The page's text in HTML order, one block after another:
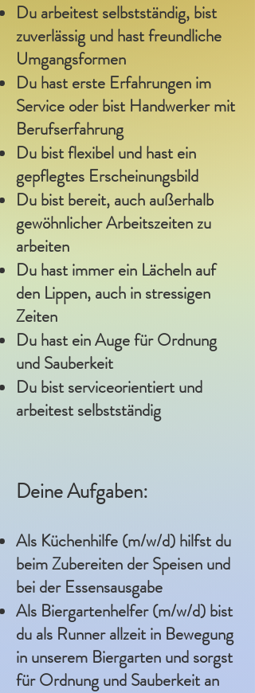
Du arbeitest selbstständig, bist
zuverlässig und hast freundliche
Umgangsformen
Du hast erste Erfahrungen im
Service oder bist Handwerker mit
Berufserfahrung
Du bist flexibel und hast ein
gepflegtes Erscheinungsbild
Du bist bereit, auch außerhalb
gewöhnlicher Arbeitszeiten zu
arbeiten
Du hast immer ein Lächeln auf
den Lippen, auch in stressigen
Zeiten
Du hast ein Auge für Ordnung
und Sauberkeit
Du bist serviceorientiert und
arbeitest selbstständig
Deine Aufgaben:
Als Küchenhilfe (m/w/d) hilfst du
beim Zubereiten der Speisen und
bei der Essensausgabe
Als Biergartenhelfer (m/w/d) bist
du als Runner allzeit in Bewegung
in unserem Biergarten und sorgst
für Ordnung und Sauberkeit an